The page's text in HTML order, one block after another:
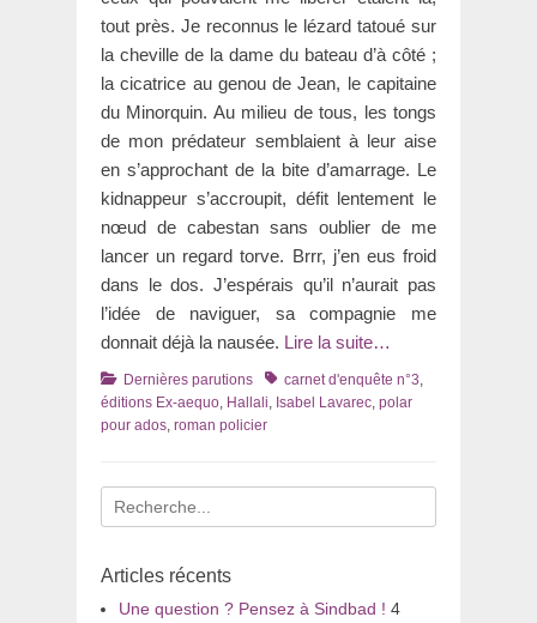
tout près. Je reconnus le lézard tatoué sur
la cheville de la dame du bateau d’à côté ;
la cicatrice au genou de Jean, le capitaine
du Minorquin. Au milieu de tous, les tongs
de mon prédateur semblaient à leur aise
en s’approchant de la bite d’amarrage. Le
kidnappeur s’accroupit, défit lentement le
nœud de cabestan sans oublier de me
lancer un regard torve. Brrr, j’en eus froid
dans le dos. J’espérais qu’il n’aurait pas
l’idée de naviguer, sa compagnie me
donnait déjà la nausée. Lire la suite…
Catégories
Dernières parutions Tagscarnet d'enquête n°3
éditions Ex-aequo Hallali Isabel Lavarec polar
pour ados roman policier
Recherche
pour
Articles récents
Une question ? Pensez à Sindbad ! 4